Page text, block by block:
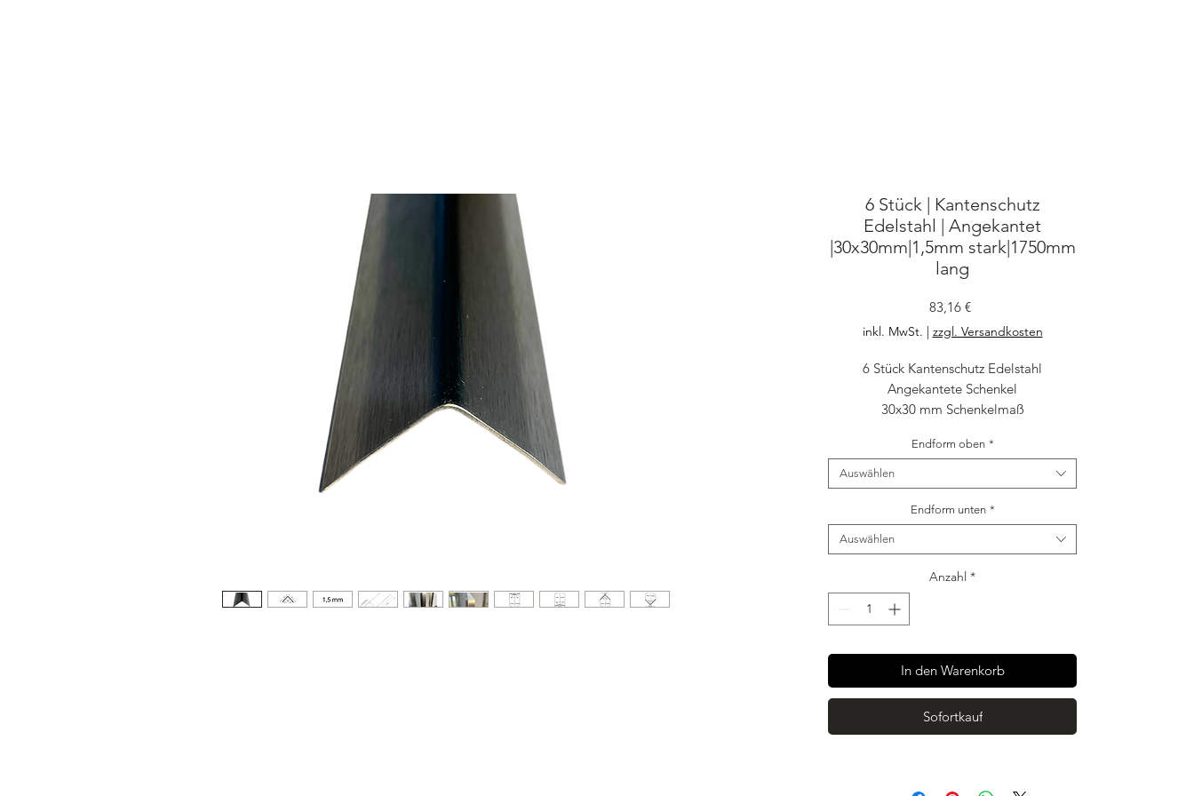
6 Stück | Kantenschutz
Edelstahl | Angekantet
|30x30mm|1,5mm stark|1750mm
lang
83,16 €Preis
inkl. MwSt. | zzgl. Versandkosten
6 Stück Kantenschutz Edelstahl
Angekantete Schenkel
30x30 mm Schenkelmaß
1750 mm lang
Endform oben *
Auswählen
Endform unten *
Auswählen
Anzahl *
In den Warenkorb
Sofortkauf